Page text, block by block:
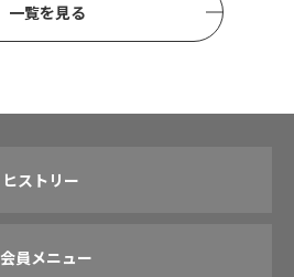
一覧を見る
ヒストリー
会員メニュー